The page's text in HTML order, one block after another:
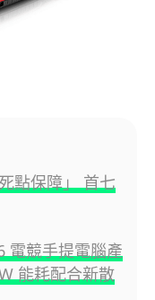
點保障」 首七
電競手提電腦產
能耗配合新散